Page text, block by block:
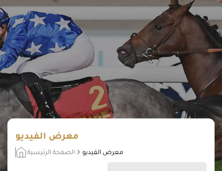
معرض الفيديو
الصفحة الرئيسية معرض الفيديو